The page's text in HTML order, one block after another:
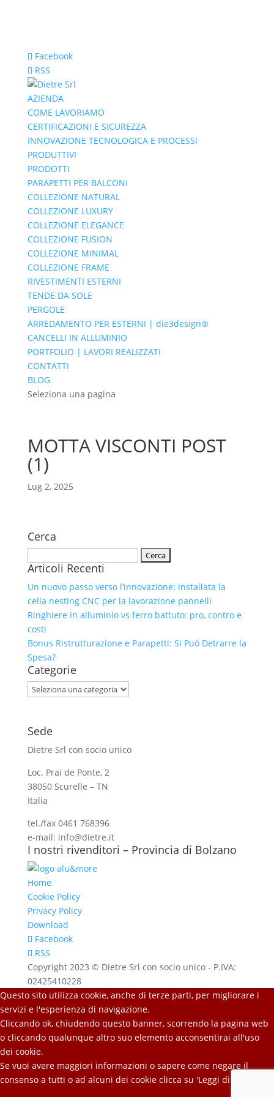
Facebook
RSS
AZIENDA
COME LAVORIAMO
CERTIFICAZIONI E SICUREZZA
INNOVAZIONE TECNOLOGICA E PROCESSI
PRODUTTIVI
PRODOTTI
PARAPETTI PER BALCONI
COLLEZIONE NATURAL
COLLEZIONE LUXURY
COLLEZIONE ELEGANCE
COLLEZIONE FUSION
COLLEZIONE MINIMAL
COLLEZIONE FRAME
RIVESTIMENTI ESTERNI
TENDE DA SOLE
PERGOLE
ARREDAMENTO PER ESTERNI | die3design®
CANCELLI IN ALLUMINIO
PORTFOLIO | LAVORI REALIZZATI
CONTATTI
BLOG
Seleziona una pagina
MOTTA VISCONTI POST
(1)
Lug 2, 2025
Cerca
per:
Articoli Recenti
Un nuovo passo verso l’innovazione: installata la
cella nesting CNC per la lavorazione pannelli
Ringhiere in alluminio vs ferro battuto: pro, contro e
costi
Bonus Ristrutturazione e Parapetti: Si Può Detrarre la
Spesa?
Categorie
Categorie
Sede
Dietre Srl con socio unico
Loc. Prai de Ponte, 2
38050 Scurelle – TN
Italia
tel./fax 0461 768396
e-mail: info@dietre.it
I nostri rivenditori – Provincia di Bolzano
Home
Cookie Policy
Privacy Policy
Download
Facebook
RSS
Copyright 2023 © Dietre Srl con socio unico - P.IVA:
02425410228
Questo sito utilizza cookie, anche di terze parti, per migliorare i
servizi e l'esperienza di navigazione.
Cliccando ok, chiudendo questo banner, scorrendo la pagina web
o cliccando qualunque altro suo elemento acconsentirai all'uso
dei cookie.
Se vuoi avere maggiori informazioni o sapere come negare il
consenso a tutti o ad alcuni dei cookie clicca su 'Leggi di più'